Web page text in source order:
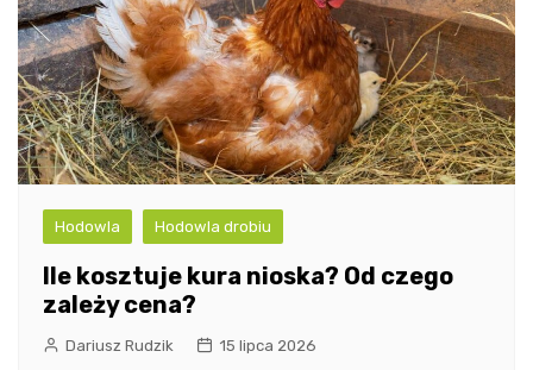
Hodowla Hodowla drobiu
Ile kosztuje kura nioska? Od czego
zależy cena?
Dariusz Rudzik 15 lipca 2026